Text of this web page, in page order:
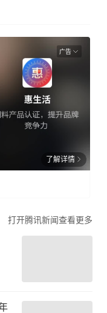
广告
了解详情
打开腾讯新闻查看更多